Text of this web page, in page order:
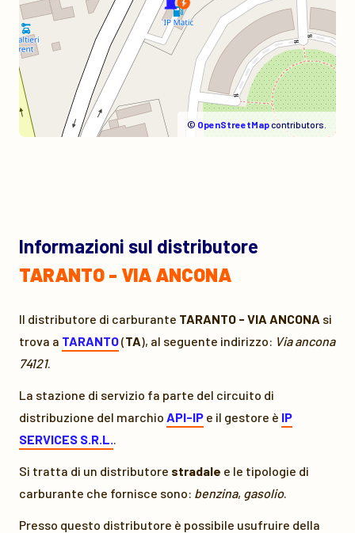
© OpenStreetMapcontributors.
Informazioni sul distributore
TARANTO - VIA ANCONA
Il distributore di carburante TARANTO - VIA ANCONA si
trova a TARANTO(TA), al seguente indirizzo: Via ancona
74121.
La stazione di servizio fa parte del circuito di
distribuzione del marchio API-IP e il gestore è IP
SERVICES S.R.L..
Si tratta di un distributore stradale e le tipologie di
carburante che fornisce sono: benzina, gasolio.
Presso questo distributore è possibile usufruire della